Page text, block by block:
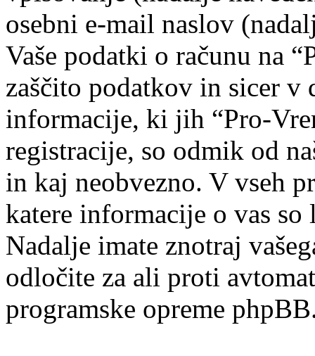
osebni e-mail naslov
Vaše podatki o računu na
zaščito podatkov in sicer v
informacije, ki jih “Pro-
registracije, so odmik od
in kaj neobvezno. V vseh
katere informacije o vas
Nadalje imate znotraj
odločite za ali proti
programske opreme